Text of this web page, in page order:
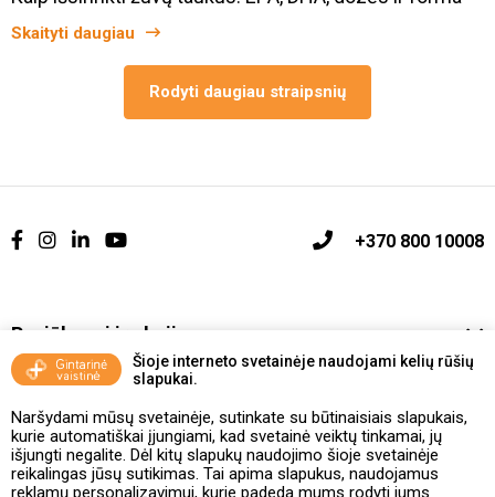
Šioje interneto svetainėje naudojami kelių rūšių
slapukai.
Naršydami mūsų svetainėje, sutinkate su būtinaisiais slapukais,
kurie automatiškai įjungiami, kad svetainė veiktų tinkamai, jų
išjungti negalite. Dėl kitų slapukų naudojimo šioje svetainėje
reikalingas jūsų sutikimas. Tai apima slapukus, naudojamus
reklamų personalizavimui, kurie padeda mums rodyti jums
Skaityti daugiau
Rodyti daugiau straipsnių
+370 800 10008
Pasiūlymai ir akcijos
Vakcinavimo tvarka ir taisyklės
Kontaktai ir Karjera
Taisyklės ir politika